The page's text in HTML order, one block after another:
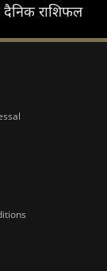
दैनिक राशिफल